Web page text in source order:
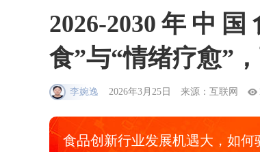
2026-2030年中
食”与“情绪疗愈”
李婉逸 2026年3月25日 来源：互联网
食品创新行业发展机遇大，如何